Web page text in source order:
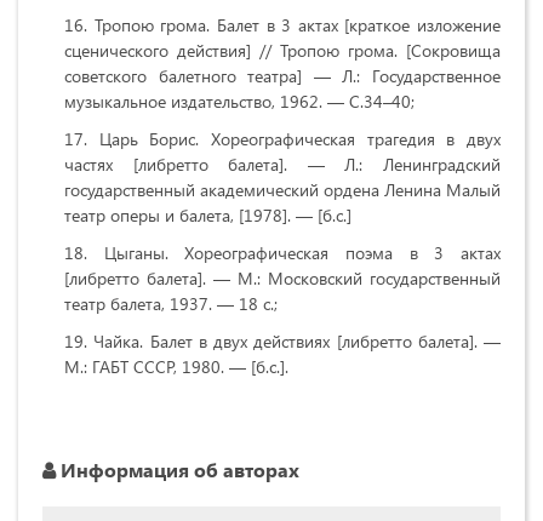
Тропою грома. Балет в 3 актах [краткое изложение
сценического действия] // Тропою грома. [Сокровища
советского балетного театра] — Л.: Государственное
музыкальное издательство, 1962. — С.34–40;
Царь Борис. Хореографическая трагедия в двух
частях [либретто балета]. — Л.: Ленинградский
государственный академический ордена Ленина Малый
театр оперы и балета, [1978]. — [б.с.]
Цыганы. Хореографическая поэма в 3 актах
[либретто балета]. — М.: Московский государственный
театр балета, 1937. — 18 с.;
Чайка. Балет в двух действиях [либретто балета]. —
М.: ГАБТ СССР, 1980. — [б.с.].
Информация об авторах